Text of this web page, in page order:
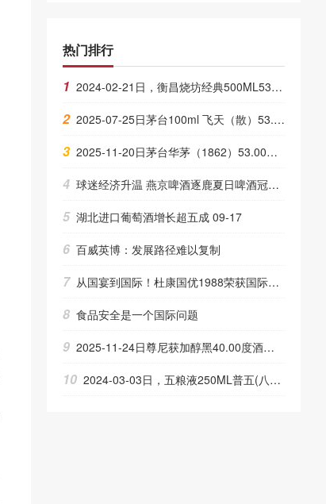
热门排行
1 2024-02-21日，衡昌烧坊经典500ML53.00度酒每瓶的价格是多少呢？
2 2025-07-25日茅台100ml 飞天（散）53.00度酒价格为325一瓶，下跌 8元
3 2025-11-20日茅台华茅（1862）53.00度酒价格为360一瓶，下跌 10元
4 球迷经济升温 燕京啤酒逐鹿夏日啤酒冠军 07-06
5 湖北进口葡萄酒增长超五成 09-17
6 百威英博：发展路径难以复制
7 从国宴到国际！杜康国优1988荣获国际金奖，彰显中国白酒全球影响力
8 食品安全是一个国际问题
9 2025-11-24日尊尼获加醇黑40.00度酒价格为115一瓶，上涨 115元
10 2024-03-03日，五粮液250ML普五(八代)250ML52.00度酒每瓶的价格是多少呢？